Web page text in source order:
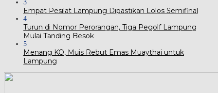
3
Empat Pesilat Lampung Dipastikan Lolos Semifinal
4
Turun di Nomor Perorangan, Tiga Pegolf Lampung
Mulai Tanding Besok
5
Menang KO, Muis Rebut Emas Muaythai untuk
Lampung